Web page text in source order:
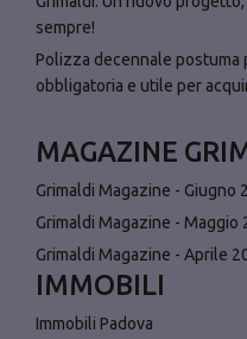
sempre!
Polizza decennale postuma
obbligatoria e utile per
MAGAZINE
Grimaldi Magazine - Giugno
Grimaldi Magazine - Maggio
Grimaldi Magazine - Aprile
IMMOBILI
Immobili Padova